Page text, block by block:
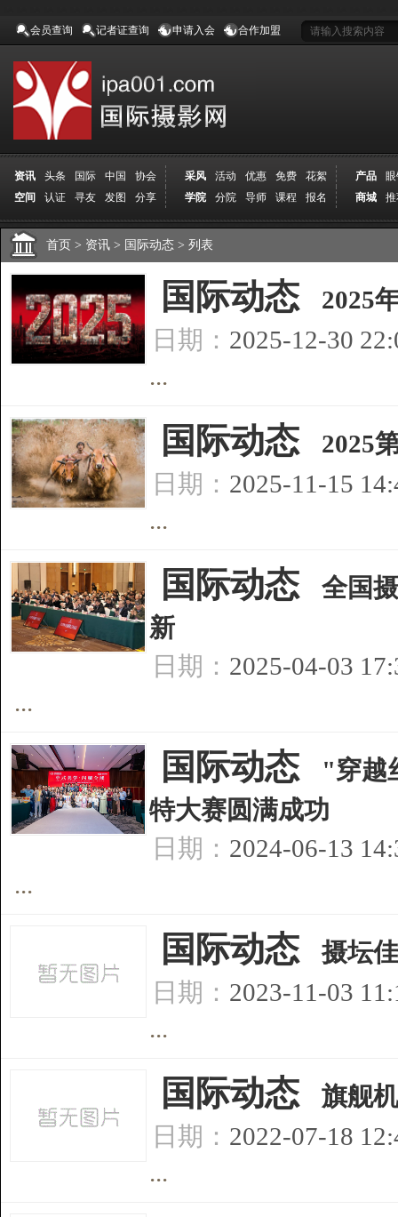
会员查询 记者证查询 申请入会 合作加盟
资讯 头条 国际 中国 协会 采风 活动 优惠 免费 花絮 产品
空间
认证 寻友 发图 分享 学院 分院 导师 课程 报名 商城
首页 > 资讯 > 国际动态 > 列表
国际动态
2025
日期： 2025-12-30
...
国际动态
2025
日期： 2025-11-15
...
国际动态
全国
新
日期： 2025-04-03
...
国际动态
"穿越
特大赛圆满成功
日期： 2024-06-13
...
国际动态
摄坛
日期： 2023-11-03
...
国际动态
旗舰
日期： 2022-07-18
...